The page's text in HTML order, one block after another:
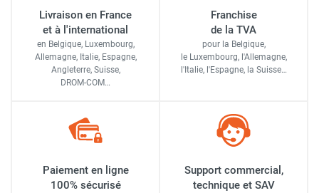
Livraison en France
et à l'international
en Belgique, Luxembourg,
Allemagne, Italie, Espagne,
Angleterre, Suisse,
DROM-COM…
Franchise
de la TVA
pour la Belgique,
le Luxembourg, l'Allemagne,
l'Italie, l'Espagne, la Suisse…
Paiement en ligne
100% sécurisé
Support commercial,
technique et SAV